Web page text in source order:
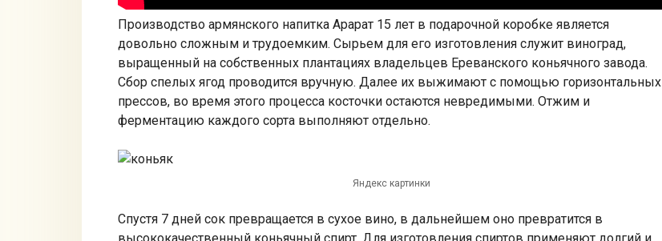
Производство армянского напитка Арарат 15 лет в подарочной коробке является
довольно сложным и трудоемким. Сырьем для его изготовления служит виноград,
выращенный на собственных плантациях владельцев Ереванского коньячного завода.
Сбор спелых ягод проводится вручную. Далее их выжимают с помощью горизонтальных
прессов, во время этого процесса косточки остаются невредимыми. Отжим и
ферментацию каждого сорта выполняют отдельно.
Яндекс картинки
Спустя 7 дней сок превращается в сухое вино, в дальнейшем оно превратится в